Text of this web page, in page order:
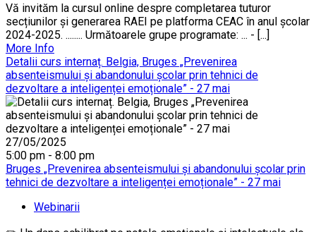
Vă invităm la cursul online despre completarea tuturor
secțiunilor și generarea RAEI pe platforma CEAC în anul școlar
2024-2025. ........ Următoarele grupe programate: ... - [...]
More Info
Detalii curs internaț. Belgia, Bruges „Prevenirea
absenteismului și abandonului școlar prin tehnici de
dezvoltare a inteligenței emoționale” - 27 mai
27/05/2025
5:00 pm - 8:00 pm
Bruges „Prevenirea absenteismului și abandonului școlar prin
tehnici de dezvoltare a inteligenței emoționale” - 27 mai
Webinarii